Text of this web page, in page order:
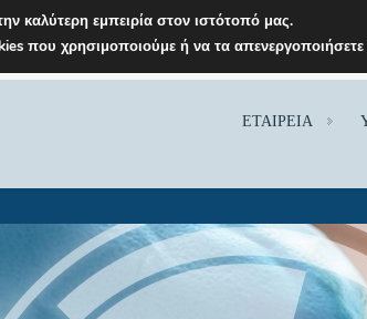
ΕΤΑΙΡΕΙΑ
καλύτερη εμπειρία στον ιστότοπό μας.
που χρησιμοποιούμε ή να τα